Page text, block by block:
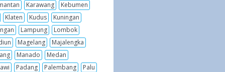
Karawang
Kebumen
Klaten
Kudus
Kuningan
Lampung
Lombok
Magelang
Majalengka
Manado
Medan
Padang Palembang
Palu